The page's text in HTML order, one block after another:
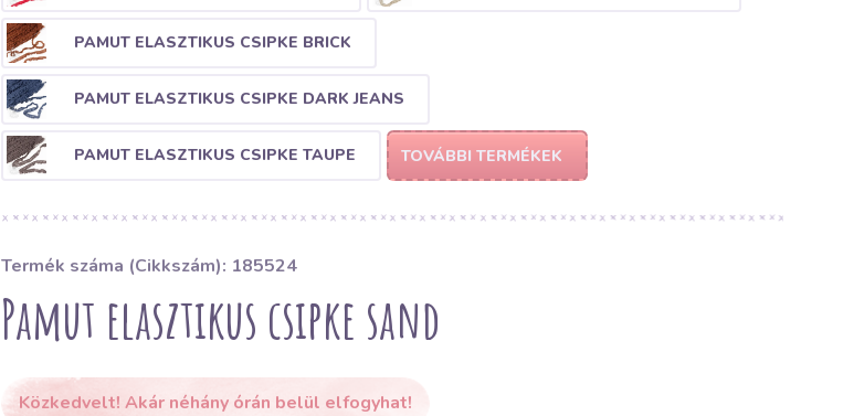
PAMUT ELASZTIKUS CSIPKE BRICK
PAMUT ELASZTIKUS CSIPKE DARK JEANS
PAMUT ELASZTIKUS CSIPKE TAUPE TOVÁBBI TERMÉKEK
Termék száma (Cikkszám): 185524
Pamut elasztikus csipke sand
Közkedvelt! Akár néhány órán belül elfogyhat!